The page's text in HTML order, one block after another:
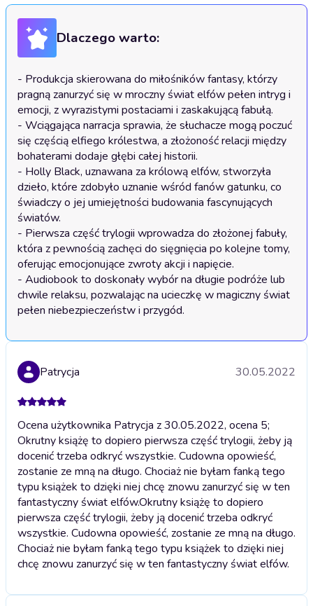
Dlaczego warto:
- Produkcja skierowana do miłośników fantasy, którzy
pragną zanurzyć się w mroczny świat elfów pełen intryg i
emocji, z wyrazistymi postaciami i zaskakującą fabułą.
- Wciągająca narracja sprawia, że słuchacze mogą poczuć
się częścią elfiego królestwa, a złożoność relacji między
bohaterami dodaje głębi całej historii.
- Holly Black, uznawana za królową elfów, stworzyła
dzieło, które zdobyło uznanie wśród fanów gatunku, co
świadczy o jej umiejętności budowania fascynujących
światów.
- Pierwsza część trylogii wprowadza do złożonej fabuły,
która z pewnością zachęci do sięgnięcia po kolejne tomy,
oferując emocjonujące zwroty akcji i napięcie.
- Audiobook to doskonały wybór na długie podróże lub
chwile relaksu, pozwalając na ucieczkę w magiczny świat
pełen niebezpieczeństw i przygód.
Patrycja 30.05.2022
Ocena użytkownika Patrycja z 30.05.2022, ocena 5;
Okrutny książę to dopiero pierwsza część trylogii, żeby ją
docenić trzeba odkryć wszystkie. Cudowna opowieść,
zostanie ze mną na długo. Chociaż nie byłam fanką tego
typu książek to dzięki niej chcę znowu zanurzyć się w ten
fantastyczny świat elfów.Okrutny książę to dopiero
pierwsza część trylogii, żeby ją docenić trzeba odkryć
wszystkie. Cudowna opowieść, zostanie ze mną na długo.
Chociaż nie byłam fanką tego typu książek to dzięki niej
chcę znowu zanurzyć się w ten fantastyczny świat elfów.